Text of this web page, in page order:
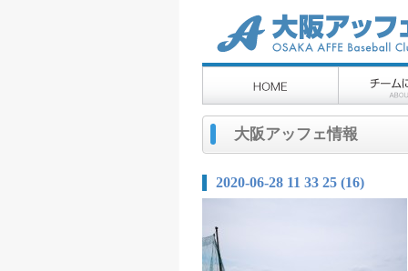
大阪アッフェ情報
2020-06-28 11 33 25 (16)